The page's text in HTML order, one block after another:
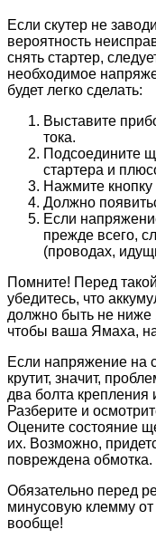
Если скутер не
вероятность
снять стартер,
необходимое
будет легко сделать:
Выставите
тока.
Подсоедините
стартера и
Нажмите кнопку
Должно
Если
прежде всего,
(проводах,
Помните! Перед
убедитесь, что
должно быть не ниже
чтобы ваша Ямаха,
Если напряжение на
крутит, значит,
два болта
Разберите и
Оцените состояние
их. Возможно,
повреждена обмотка.
Обязательно перед
минусовую клемму от
вообще!